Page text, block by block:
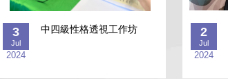
3
Jul
2024
中四級性格透視工作坊 2
Jul
2024